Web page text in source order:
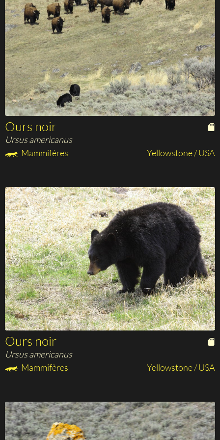
Ours noir
Ursus americanus
Mammifères
Yellowstone / USA
Ours noir
Ursus americanus
Mammifères
Yellowstone / USA